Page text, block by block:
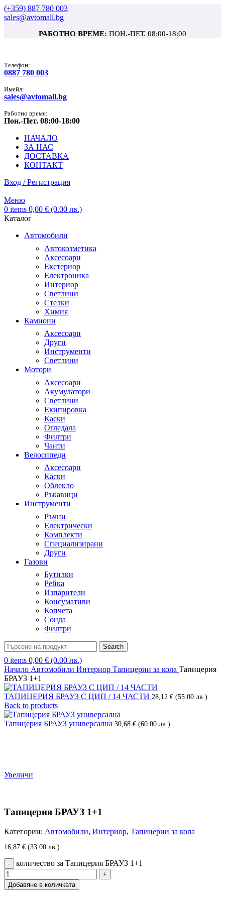
(+359) 887 780 003
sales@avtomall.bg
РАБОТНО ВРЕМЕ: ПОН.-ПЕТ. 08:00-18:00
Tелефон:
0887 780 003
Имейл:
sales@avtomall.bg
Работно време:
Пон.-Пет. 08:00-18:00
НАЧАЛО
ЗА НАС
ДОСТАВКА
КОНТАКТ
Вход / Регистрация
Меню
0 items 0,00 € (0.00 лв.)
Каталог
Автомобили
Автокозметика
Аксесоари
Екстериор
Електроника
Интериор
Светлини
Стелки
Химия
Камиони
Аксесоари
Други
Инструменти
Светлини
Мотори
Аксесоари
Акумулатори
Светлини
Екипировка
Каски
Огледала
Филтри
Чанти
Велосипеди
Аксесоари
Каски
Облекло
Ръкавици
Инструменти
Ръчни
Електрически
Комплекти
Специализирани
Други
Газови
Бутилки
Рейка
Изпарители
Консумативи
Копчета
Сонда
Филтри
Search
0 items 0,00 € (0.00 лв.)
Начало Автомобили Интериор Тапицерии за кола Тапицерия
БРАУЗ 1+1
ТАПИЦЕРИЯ БРАУЗ С ЦИП / 14 ЧАСТИ 28,12 € (55.00 лв.)
Back to products
Тапицерия БРАУЗ универсална 30,68 € (60.00 лв.)
Увеличи
Тапицерия БРАУЗ 1+1
Категории: Автомобили, Интериор, Тапицерии за кола
16,87 € (33.00 лв.)
количество за Тапицерия БРАУЗ 1+1
Добавяне в количката